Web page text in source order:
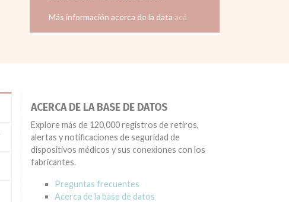
Más información acerca de la data acá
ACERCA DE LA BASE DE DATOS
Explore más de 120,000 registros de retiros,
alertas y notificaciones de seguridad de
dispositivos médicos y sus conexiones con los
fabricantes.
Preguntas frecuentes
Acerca de la base de datos